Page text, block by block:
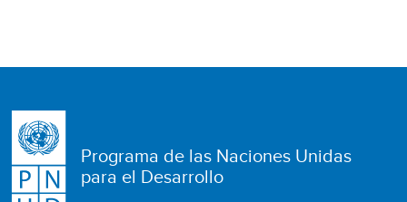
Programa de las Naciones Unidas
para el Desarrollo